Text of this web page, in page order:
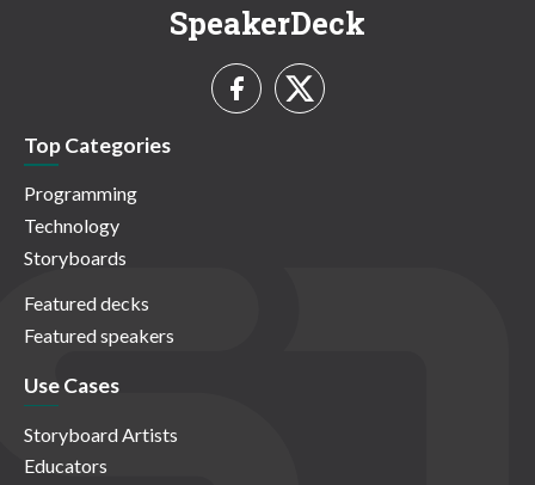
SpeakerDeck
Top Categories
Programming
Technology
Storyboards
Featured decks
Featured speakers
Use Cases
Storyboard Artists
Educators